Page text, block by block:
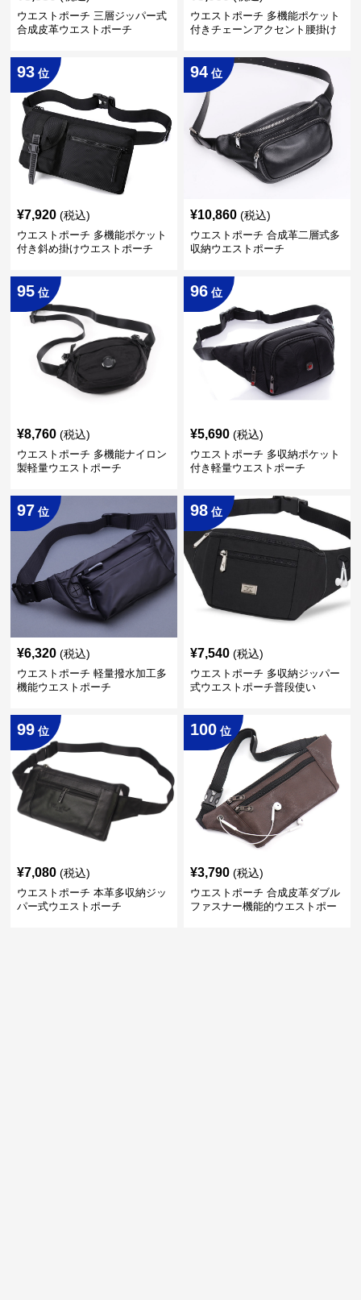
ウエストポーチ 三層ジッパー式
合成皮革ウエストポーチ
ウエストポーチ 多機能ポケット
付きチェーンアクセント腰掛け
93 位
¥7,920 (税込)
ウエストポーチ 多機能ポケット
付き斜め掛けウエストポーチ
94 位
¥10,860 (税込)
ウエストポーチ 合成革二層式多
収納ウエストポーチ
95 位
¥8,760 (税込)
ウエストポーチ 多機能ナイロン
製軽量ウエストポーチ
96 位
¥5,690 (税込)
ウエストポーチ 多収納ポケット
付き軽量ウエストポーチ
97 位
¥6,320 (税込)
ウエストポーチ 軽量撥水加工多
機能ウエストポーチ
98 位
¥7,540 (税込)
ウエストポーチ 多収納ジッパー
式ウエストポーチ普段使い
99 位
¥7,080 (税込)
ウエストポーチ 本革多収納ジッ
パー式ウエストポーチ
100 位
¥3,790 (税込)
ウエストポーチ 合成皮革ダブル
ファスナー機能的ウエストポー